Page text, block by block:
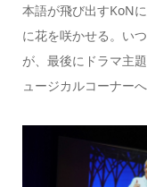
本語が飛び出すKoN
に花を咲かせる。い
が、最後にドラマ主
ュージカルコーナー